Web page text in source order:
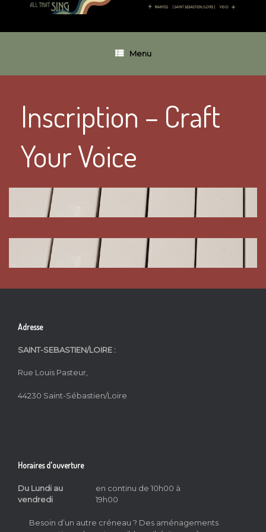
Menu
Inscription – Craft
Your Voice
Adresse
SAINT-SEBASTIEN/LOIRE :
Rue Louis Pasteur,
44230 Saint-Sébastien/Loire
Horaires d'ouverture
Du Lundi au
vendredi
en continu de 10h00 à
19h00
Besoin d’un autre créneau ? Des aménagements